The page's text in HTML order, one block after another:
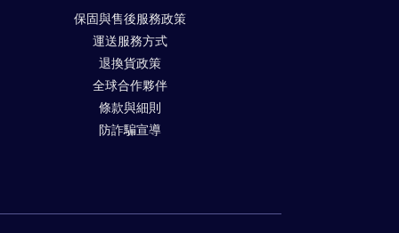
保固與售後服務政策
運送服務方式
退換貨政策
全球合作夥伴
條款與細則
防詐騙宣導